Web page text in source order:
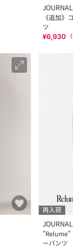
《追加》
ツ
¥6,930 （
再入荷
ーパンツ